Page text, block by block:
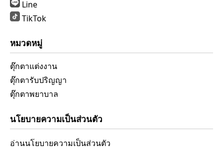
Line
TikTok
หมวดหมู่
ตุ๊กตาแต่งงาน
ตุ๊กตารับปริญญา
ตุ๊กตาพยาบาล
นโยบายความเป็นส่วนตัว
อ่านนโยบายความเป็นส่วนตัว